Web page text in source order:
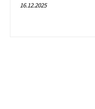
16.12.2025